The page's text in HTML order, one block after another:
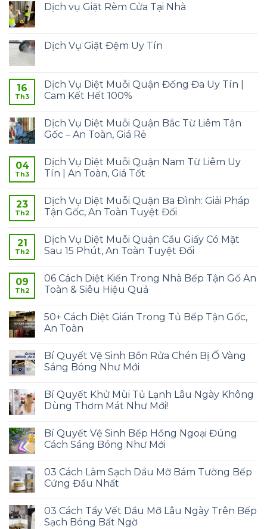
Dịch vụ Giặt Rèm Cửa Tại Nhà
Dịch Vụ Giặt Đệm Uy Tín
16
Th3
Dịch Vụ Diệt Muỗi Quận Đống Đa Uy Tín |
Cam Kết Hết 100%
Dịch Vụ Diệt Muỗi Quận Bắc Từ Liêm Tận
Gốc – An Toàn, Giá Rẻ
04
Th3
Dịch Vụ Diệt Muỗi Quận Nam Từ Liêm Uy
Tín | An Toàn, Giá Tốt
23
Th2
Dịch Vụ Diệt Muỗi Quận Ba Đình: Giải Pháp
Tận Gốc, An Toàn Tuyệt Đối
21
Th2
Dịch Vụ Diệt Muỗi Quận Cầu Giấy Có Mặt
Sau 15 Phút, An Toàn Tuyệt Đối
09
Th2
06 Cách Diệt Kiến Trong Nhà Bếp Tận Gố An
Toàn & Siêu Hiệu Quả
50+ Cách Diệt Gián Trong Tủ Bếp Tận Gốc,
An Toàn
Bí Quyết Vệ Sinh Bồn Rửa Chén Bị Ố Vàng
Sáng Bóng Như Mới
Bí Quyết Khử Mùi Tủ Lạnh Lâu Ngày Không
Dùng Thơm Mát Như Mới!
Bí Quyết Vệ Sinh Bếp Hồng Ngoại Đúng
Cách Sáng Bóng Như Mới
03 Cách Làm Sạch Dầu Mỡ Bám Tường Bếp
Cứng Đầu Nhất
03 Cách Tẩy Vết Dầu Mỡ Lâu Ngày Trên Bếp
Sạch Bóng Bất Ngờ